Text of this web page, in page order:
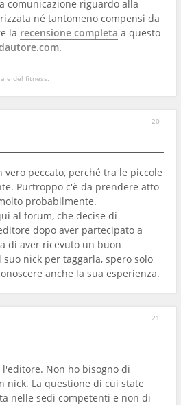
comunicazione riguardo alla
né tantomeno compensi da
la recensione completa a questo
.
e del fitness.
20
vero peccato, perché tra le piccole
Purtroppo c'è da prendere atto
probabilmente.
al forum, che decise di
dopo aver partecipato a
di aver ricevuto un buon
nick per taggarla, spero solo
anche la sua esperienza.
21
l'editore. Non ho bisogno di
nick. La questione di cui state
nelle sedi competenti e non di